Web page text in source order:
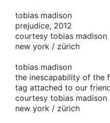
tobias madison
prejudice, 2012
courtesy tobias madison
new york / zürich
tobias madison
the inescapability of the
tag attached to our
courtesy tobias madison
new york / zürich